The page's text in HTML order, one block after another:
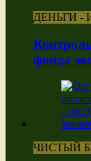
ДЕНЬГИ
фонда
ЧИСТЫЙ